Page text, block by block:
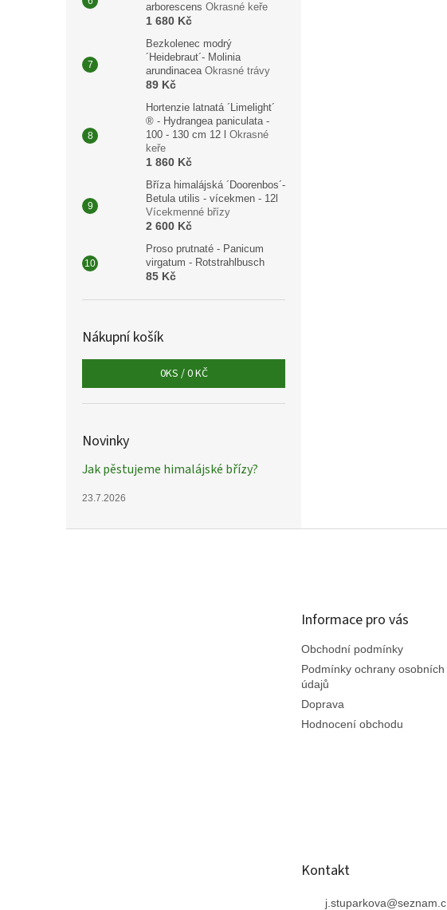
arborescens Okrasné keře
1 680 Kč
Bezkolenec modrý
´Heidebraut´- Molinia
arundinacea Okrasné trávy
89 Kč
Hortenzie latnatá ´Limelight´
® - Hydrangea paniculata -
100 - 130 cm 12 l Okrasné
keře
1 860 Kč
Bříza himalájská ´Doorenbos´-
Betula utilis - vícekmen - 12l
Vícekmenné břízy
2 600 Kč
Proso prutnaté - Panicum
virgatum - Rotstrahlbusch
85 Kč
Nákupní košík
0KS /0 KČ
Novinky
Jak pěstujeme himalájské břízy?
23.7.2026
Informace pro vás
Obchodní podmínky
Podmínky ochrany osobních
údajů
Doprava
Hodnocení obchodu
Kontakt
j.stuparkova@seznam.c